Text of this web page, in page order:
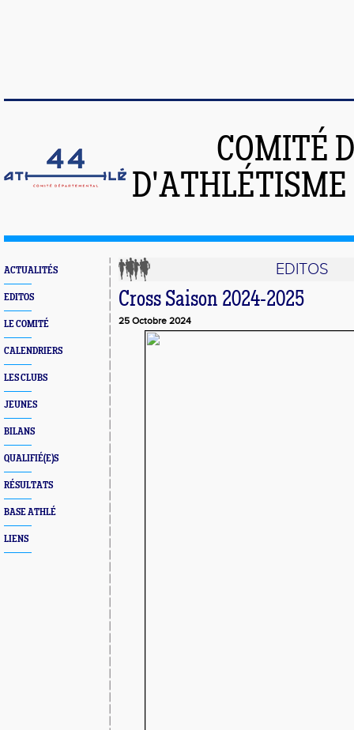
COMITÉ
D'ATHLÉTISME
ACTUALITÉS
EDITOS
LE COMITÉ
CALENDRIERS
LES CLUBS
JEUNES
BILANS
QUALIFIÉ(E)S
RÉSULTATS
BASE ATHLÉ
LIENS
EDITOS
Cross Saison 2024-2025
25 Octobre 2024